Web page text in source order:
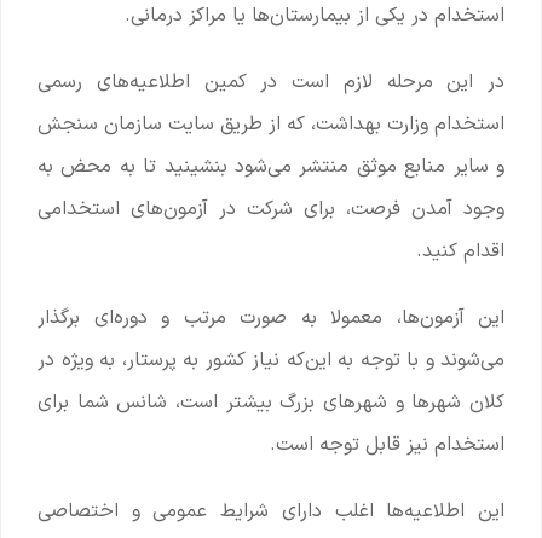
استخدام در یکی از بیمارستان‌ها یا مراکز درمانی.
در این مرحله لازم است در کمین اطلاعیه‌های رسمی
استخدام وزارت بهداشت، که از طریق سایت سازمان سنجش
و سایر منابع موثق منتشر می‌شود بنشینید تا به محض به
وجود آمدن فرصت، برای شرکت در آزمون‌های استخدامی
اقدام کنید.
این آزمون‌ها، معمولا به صورت مرتب و دوره‌ای برگذار
می‌شوند و با توجه به این‌که نیاز کشور به پرستار، به ویژه در
کلان شهرها و شهرهای بزرگ بیشتر است، شانس شما برای
استخدام نیز قابل توجه است.
این اطلاعیه‌ها اغلب دارای شرایط عمومی و اختصاصی